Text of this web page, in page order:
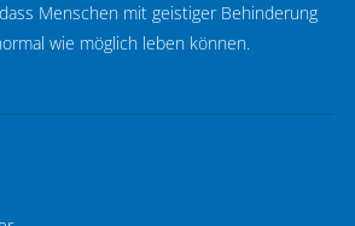
Menschen mit geistiger Behinderung
wie möglich leben können.